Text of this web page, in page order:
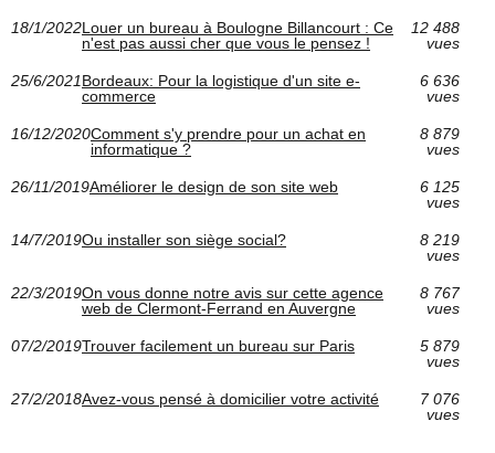
18/1/2022Louer un bureau à Boulogne Billancourt : Ce
n'est pas aussi cher que vous le pensez !
12 488
vues
25/6/2021Bordeaux: Pour la logistique d'un site e-
commerce
6 636
vues
16/12/2020Comment s'y prendre pour un achat en
informatique ?
8 879
vues
26/11/2019Améliorer le design de son site web
6 125
vues
14/7/2019Ou installer son siège social?
8 219
vues
22/3/2019On vous donne notre avis sur cette agence
web de Clermont-Ferrand en Auvergne
8 767
vues
07/2/2019Trouver facilement un bureau sur Paris
5 879
vues
27/2/2018Avez-vous pensé à domicilier votre activité
7 076
vues